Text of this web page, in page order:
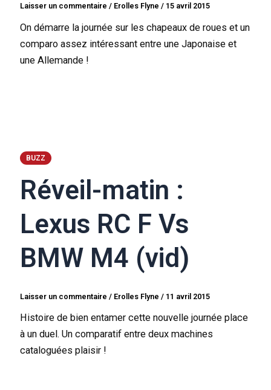
Laisser un commentaire / Erolles Flyne/ 15 avril 2015
On démarre la journée sur les chapeaux de roues et un
comparo assez intéressant entre une Japonaise et
une Allemande !
BUZZ
Réveil-matin :
Lexus RC F Vs
BMW M4 (vid)
Laisser un commentaire / Erolles Flyne/ 11 avril 2015
Histoire de bien entamer cette nouvelle journée place
à un duel. Un comparatif entre deux machines
cataloguées plaisir !